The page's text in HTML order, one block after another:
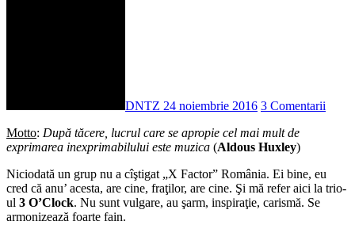
DNTZ 24 noiembrie 2016 3 Comentarii
Motto: După tăcere, lucrul care se apropie cel mai mult de
exprimarea inexprimabilului este muzica (Aldous Huxley)
Niciodată un grup nu a cîştigat „X Factor” România. Ei bine, eu
cred că anu’ acesta, are cine, fraţilor, are cine. Şi mă refer aici la trio-
ul 3 O’Clock. Nu sunt vulgare, au şarm, inspiraţie, carismă. Se
armonizează foarte fain.